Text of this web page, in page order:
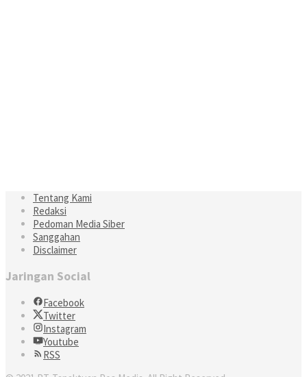
Tentang Kami
Redaksi
Pedoman Media Siber
Sanggahan
Disclaimer
Jaringan Social
Facebook
Twitter
Instagram
Youtube
RSS